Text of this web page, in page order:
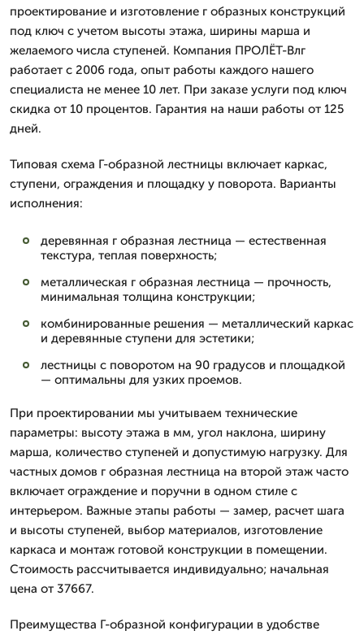
проектирование и изготовление г образных конструкций
под ключ с учетом высоты этажа, ширины марша и
желаемого числа ступеней. Компания ПРОЛЁТ-Влг
работает с 2006 года, опыт работы каждого нашего
специалиста не менее 10 лет. При заказе услуги под ключ
скидка от 10 процентов. Гарантия на наши работы от 125
дней.
Типовая схема Г-образной лестницы включает каркас,
ступени, ограждения и площадку у поворота. Варианты
исполнения:
деревянная г образная лестница — естественная
текстура, теплая поверхность;
металлическая г образная лестница — прочность,
минимальная толщина конструкции;
комбинированные решения — металлический каркас
и деревянные ступени для эстетики;
лестницы с поворотом на 90 градусов и площадкой
— оптимальны для узких проемов.
При проектировании мы учитываем технические
параметры: высоту этажа в мм, угол наклона, ширину
марша, количество ступеней и допустимую нагрузку. Для
частных домов г образная лестница на второй этаж часто
включает ограждение и поручни в одном стиле с
интерьером. Важные этапы работы — замер, расчет шага
и высоты ступеней, выбор материалов, изготовление
каркаса и монтаж готовой конструкции в помещении.
Стоимость рассчитывается индивидуально; начальная
цена от 37667.
Преимущества Г-образной конфигурации в удобстве